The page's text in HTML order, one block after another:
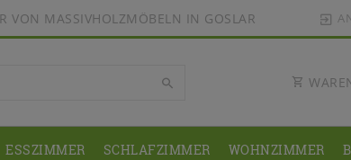
VON MASSIVHOLZMÖBELN IN GOSLAR
ESSZIMMER SCHLAFZIMMER WOHNZIMMER